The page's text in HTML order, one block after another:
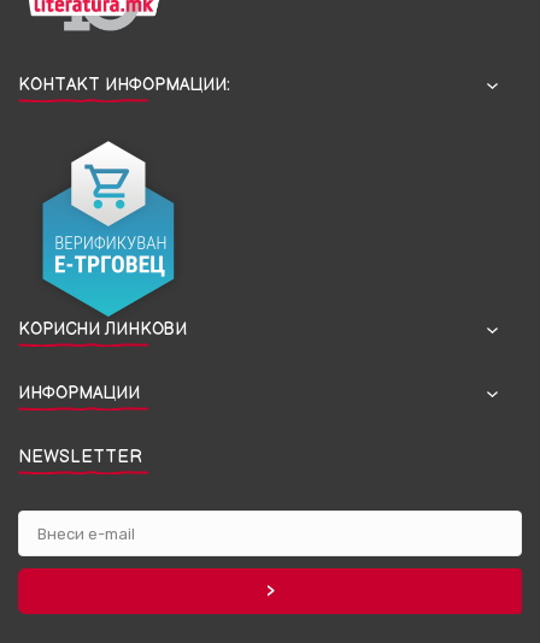
КОНТАКТ ИНФОРМАЦИИ:
КОРИСНИ ЛИНКОВИ
ИНФОРМАЦИИ
NEWSLETTER